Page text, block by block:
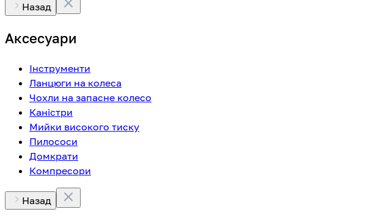
Назад
Аксесуари
Інструменти
Ланцюги на колеса
Чохли на запасне колесо
Каністри
Мийки високого тиску
Пилососи
Домкрати
Компресори
Назад